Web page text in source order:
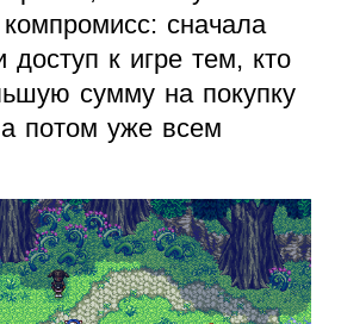
сначала
доступ к игре тем, кто
сумму на покупку
потом уже всем